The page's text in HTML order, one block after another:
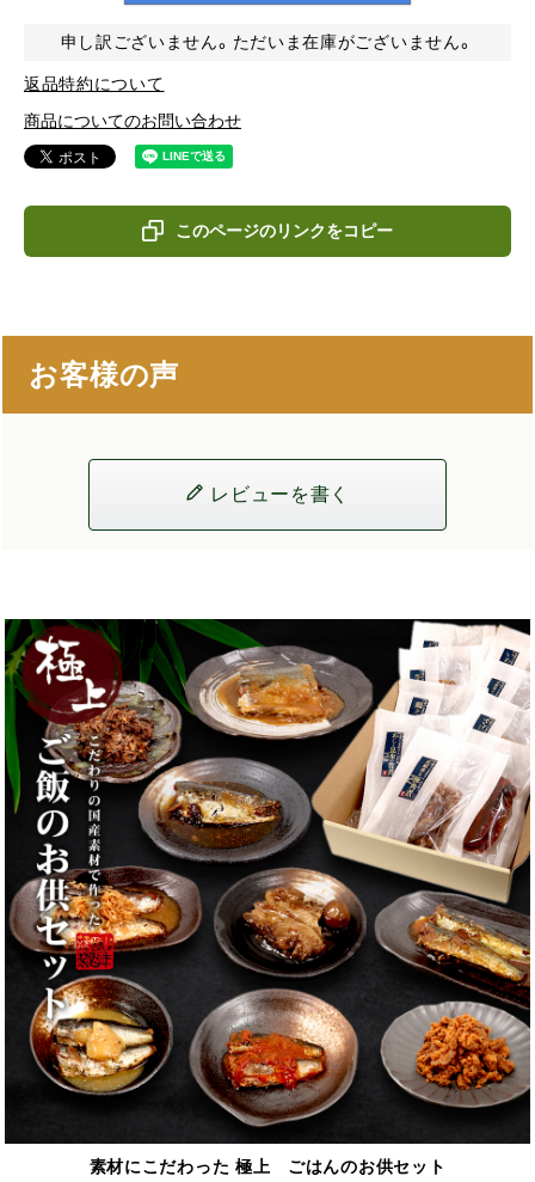
申し訳ございません。ただいま在庫がございません。
返品特約について
商品についてのお問い合わせ
このページのリンクをコピー
お客様の声
レビューを書く
素材にこだわった 極上 ごはんのお供セット